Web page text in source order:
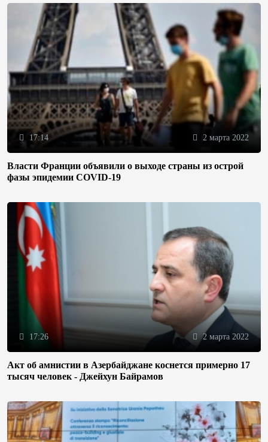
17:14 2 марта 2022
Власти Франции объявили о выходе страны из острой
фазы эпидемии COVID-19
17:26 2 марта 2022
Акт об амнистии в Азербайджане коснется примерно 17
тысяч человек - Джейхун Байрамов